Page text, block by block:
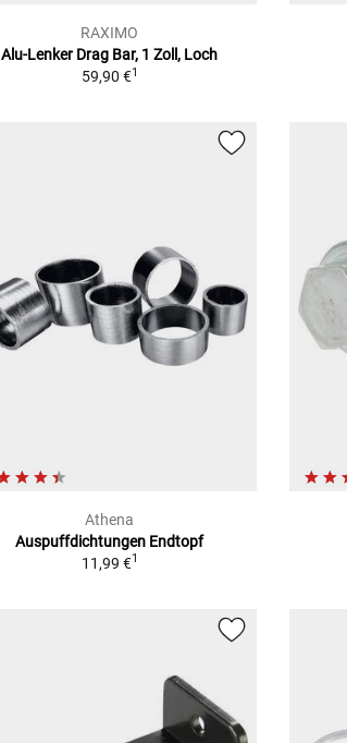
RAXIMO
Alu-Lenker Drag Bar, 1 Zoll, Loch
59,90 €1
Athena
Auspuffdichtungen Endtopf
11,99 €1